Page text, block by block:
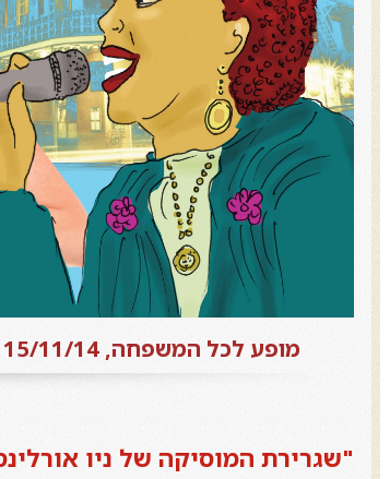
מופע לכל המשפחה, 15/11/14 יום שבת בשעה 11:00 – מוזיאון ת"א לאמנות (אולם רקאנטי)
"שגרירת המוסיקה של ניו